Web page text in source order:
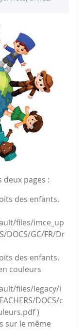
deux pages :
des enfants.
files/imce_up
DOCS/GC/FR/Dr
des enfants.
couleurs
files/legacy/i
DOCS/c
)
sur le même